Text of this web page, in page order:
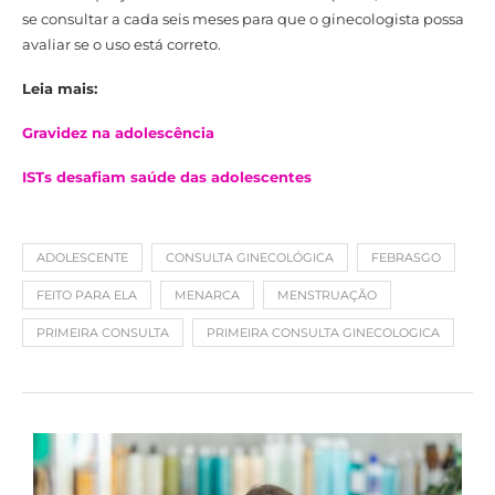
se consultar a cada seis meses para que o ginecologista possa
avaliar se o uso está correto.
Leia mais:
Gravidez na adolescência
ISTs desafiam saúde das adolescentes
ADOLESCENTE CONSULTA GINECOLÓGICA FEBRASGO
FEITO PARA ELA MENARCA MENSTRUAÇÃO
PRIMEIRA CONSULTA PRIMEIRA CONSULTA GINECOLOGICA